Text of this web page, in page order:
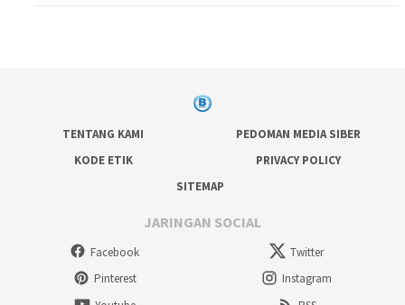
TENTANG KAMI
PEDOMAN MEDIA SIBER
KODE ETIK
PRIVACY POLICY
SITEMAP
JARINGAN SOCIAL
Facebook
Twitter
Pinterest
Instagram